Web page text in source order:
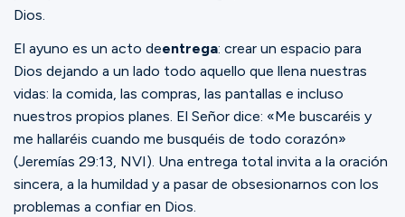
Dios.
El ayuno es un acto deentrega: crear un espacio para
Dios dejando a un lado todo aquello que llena nuestras
vidas: la comida, las compras, las pantallas e incluso
nuestros propios planes. El Señor dice: «Me buscaréis y
me hallaréis cuando me busquéis de todo corazón»
(Jeremías 29:13, NVI). Una entrega total invita a la oración
sincera, a la humildad y a pasar de obsesionarnos con los
problemas a confiar en Dios.